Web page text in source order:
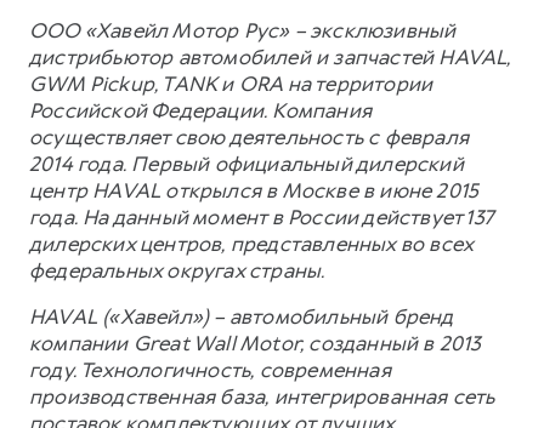
ООО «Хавейл Мотор Рус» – эксклюзивный
дистрибьютор автомобилей и запчастей HAVAL,
GWM Pickup, TANK и ORA на территории
Российской Федерации. Компания
осуществляет свою деятельность с февраля
2014 года. Первый официальный дилерский
центр HAVAL открылся в Москве в июне 2015
года. На данный момент в России действует 137
дилерских центров, представленных во всех
федеральных округах страны.
HAVAL («Хавейл») – автомобильный бренд
компании Great Wall Motor, созданный в 2013
году. Технологичность, современная
производственная база, интегрированная сеть